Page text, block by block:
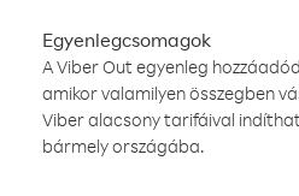
Egyenlegcsomagok
A Viber Out egyenleg
amikor valamilyen összegben
Viber alacsony tarifáival
bármely országába.